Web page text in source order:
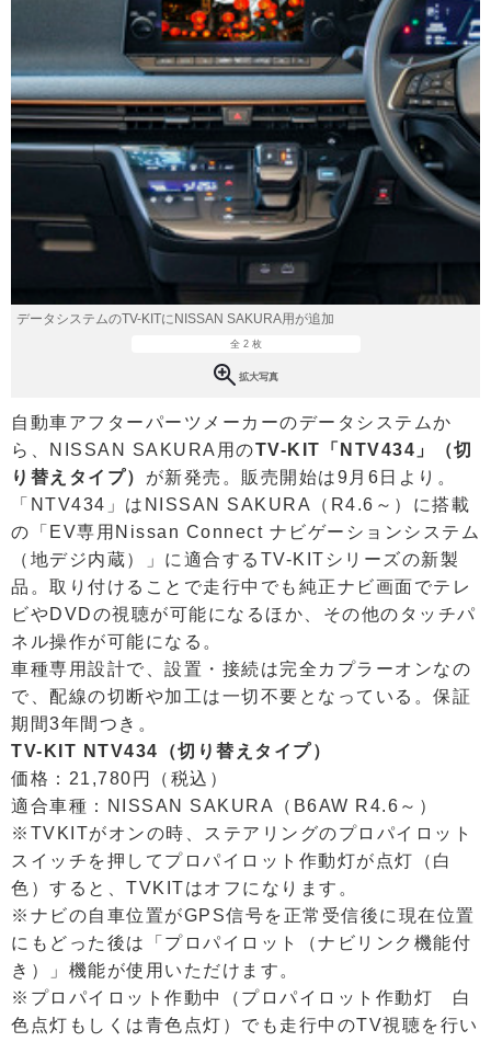
データシステムのTV-KITにNISSAN SAKURA用が追加
全 2 枚
拡大写真
自動車アフターパーツメーカーのデータシステムか
ら、NISSAN SAKURA用のTV-KIT「NTV434」（切
り替えタイプ） が新発売。販売開始は9月6日より。
「NTV434」はNISSAN SAKURA（R4.6～）に搭載
の「EV専用Nissan Connect ナビゲーションシステム
（地デジ内蔵）」に適合するTV-KITシリーズの新製
品。取り付けることで走行中でも純正ナビ画面でテレ
ビやDVDの視聴が可能になるほか、その他のタッチパ
ネル操作が可能になる。
車種専用設計で、設置・接続は完全カプラーオンなの
で、配線の切断や加工は一切不要となっている。保証
期間3年間つき。
TV-KIT NTV434（切り替えタイプ）
価格：21,780円（税込）
適合車種：NISSAN SAKURA（B6AW R4.6～）
※TVKITがオンの時、ステアリングのプロパイロット
スイッチを押してプロパイロット作動灯が点灯（白
色）すると、TVKITはオフになります。
※ナビの自車位置がGPS信号を正常受信後に現在位置
にもどった後は「プロパイロット（ナビリンク機能付
き）」機能が使用いただけます。
※プロパイロット作動中（プロパイロット作動灯 白
色点灯もしくは青色点灯）でも走行中のTV視聴を行い